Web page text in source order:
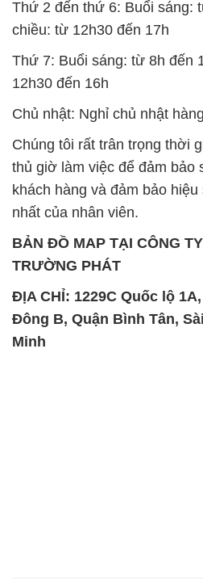
Chủ nhật: Nghỉ chủ nhật
thủ giờ làm việc để đảm bảo
khách hàng và đảm bảo hiệu
nhất của nhân viên.
BẢN ĐỒ MAP TẠI CÔNG
TRƯỜNG PHÁT
ĐỊA CHỈ: 1229C Quốc lộ
Đông B, Quận Bình Tân, Sài
Minh